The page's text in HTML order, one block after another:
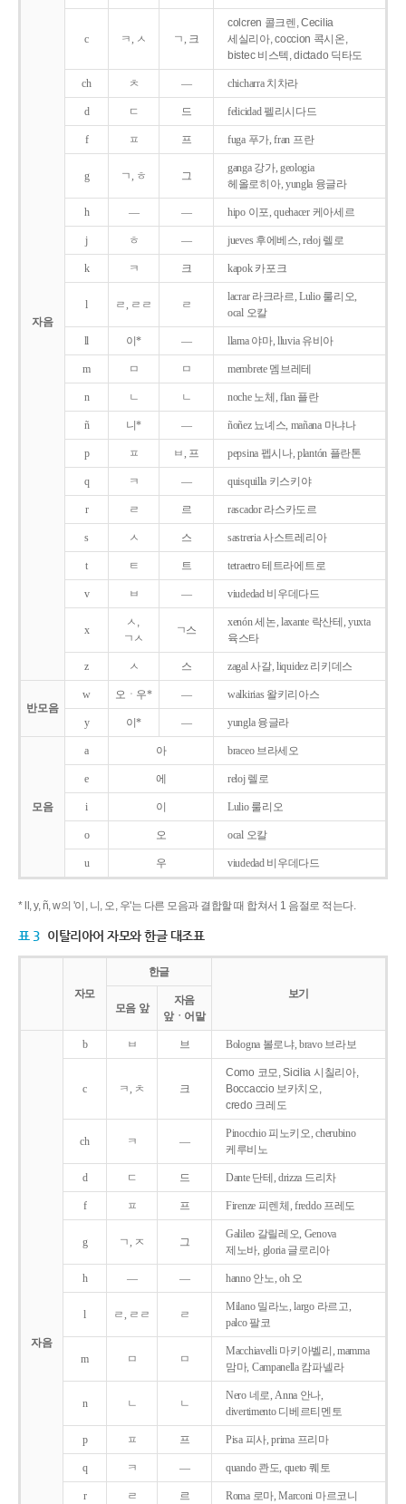
자음
c ㅋ, ㅅ ㄱ, 크
colcren 콜크렌, Cecilia
세실리아, coccion 콕시온,
bistec 비스텍, dictado 딕타도
ch ㅊ ― chicharra 치차라
d ㄷ 드 felicidad 펠리시다드
f ㅍ 프 fuga 푸가, fran 프란
g ㄱ, ㅎ 그
ganga 강가, geologia
헤올로히아, yungla 융글라
h ― ― hipo 이포, quehacer 케아세르
j ㅎ ― jueves 후에베스, reloj 렐로
k ㅋ 크 kapok 카포크
l ㄹ, ㄹㄹ ㄹ
lacrar 라크라르, Lulio 룰리오,
ocal 오칼
ll 이* ― llama 야마, lluvia 유비아
m ㅁ ㅁ membrete 멤브레테
n ㄴ ㄴ noche 노체, flan 플란
ñ 니* ― ñoñez 뇨녜스, mañana 마냐나
p ㅍ ㅂ, 프 pepsina 펩시나, plantón 플란톤
q ㅋ ― quisquilla 키스키야
r ㄹ 르 rascador 라스카도르
s ㅅ 스 sastreria 사스트레리아
t ㅌ 트 tetraetro 테트라에트로
v ㅂ ― viudedad 비우데다드
x
ㅅ,
ㄱㅅ
ㄱ스
xenón 세논, laxante 락산테, yuxta
육스타
z ㅅ 스 zagal 사갈, liquidez 리키데스
반모음
w 오ㆍ우* ― walkirias 왈키리아스
y 이* ― yungla 융글라
모음
a 아 braceo 브라세오
e 에 reloj 렐로
i 이 Lulio 룰리오
o 오 ocal 오칼
u 우 viudedad 비우데다드
* ll, y, ñ, w의 '이, 니, 오, 우'는 다른 모음과 결합할 때 합쳐서 1 음절로 적는다.
표 3 이탈리아어 자모와 한글 대조표
자모
한글
보기
모음 앞
자음
앞ㆍ어말
자음
b ㅂ 브 Bologna 볼로냐, bravo 브라보
c ㅋ, ㅊ 크
Como 코모, Sicilia 시칠리아,
Boccaccio 보카치오,
credo 크레도
ch ㅋ ―
Pinocchio 피노키오, cherubino
케루비노
d ㄷ 드 Dante 단테, drizza 드리차
f ㅍ 프 Firenze 피렌체, freddo 프레도
g ㄱ, ㅈ 그
Galileo 갈릴레오, Genova
제노바, gloria 글로리아
h ― ― hanno 안노, oh 오
l ㄹ, ㄹㄹ ㄹ
Milano 밀라노, largo 라르고,
palco 팔코
m ㅁ ㅁ
Macchiavelli 마키아벨리, mamma
맘마, Campanella 캄파넬라
n ㄴ ㄴ
Nero 네로, Anna 안나,
divertimento 디베르티멘토
p ㅍ 프 Pisa 피사, prima 프리마
q ㅋ ― quando 콴도, queto 퀘토
r ㄹ 르 Roma 로마, Marconi 마르코니